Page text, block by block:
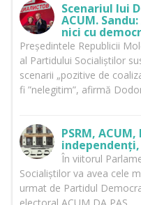
Scenariul lui
ACUM.
nici cu
Președintele Republicii
al Partidului Socialiștilor
scenarii „pozitive de
fi ”nelegitim”, afirmă
PSRM,
În viitorul
Socialiștilor va avea cele
urmat de Partidul